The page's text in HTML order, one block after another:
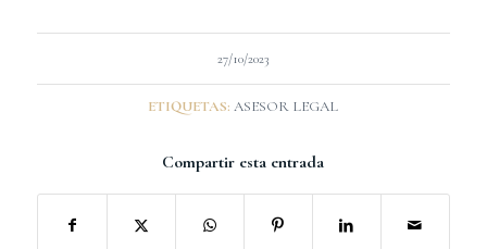
27/10/2023
ETIQUETAS: ASESOR LEGAL
Compartir esta entrada